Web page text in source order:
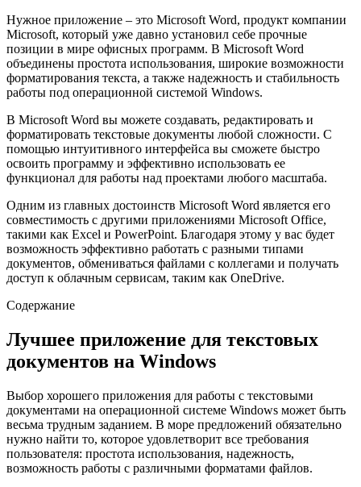
Нужное приложение – это Microsoft Word, продукт компании
Microsoft, который уже давно установил себе прочные
позиции в мире офисных программ. В Microsoft Word
объединены простота использования, широкие возможности
форматирования текста, а также надежность и стабильность
работы под операционной системой Windows.
В Microsoft Word вы можете создавать, редактировать и
форматировать текстовые документы любой сложности. С
помощью интуитивного интерфейса вы сможете быстро
освоить программу и эффективно использовать ее
функционал для работы над проектами любого масштаба.
Одним из главных достоинств Microsoft Word является его
совместимость с другими приложениями Microsoft Office,
такими как Excel и PowerPoint. Благодаря этому у вас будет
возможность эффективно работать с разными типами
документов, обмениваться файлами с коллегами и получать
доступ к облачным сервисам, таким как OneDrive.
Содержание
Лучшее приложение для текстовых
документов на Windows
Выбор хорошего приложения для работы с текстовыми
документами на операционной системе Windows может быть
весьма трудным заданием. В море предложений обязательно
нужно найти то, которое удовлетворит все требования
пользователя: простота использования, надежность,
возможность работы с различными форматами файлов.